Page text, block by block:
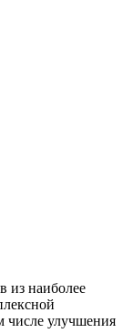
из наиболее
числе улучшения